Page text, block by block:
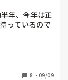
年、今年は正
っているので
も嫌いな職員
圧をかけた
8 ・ 09/09